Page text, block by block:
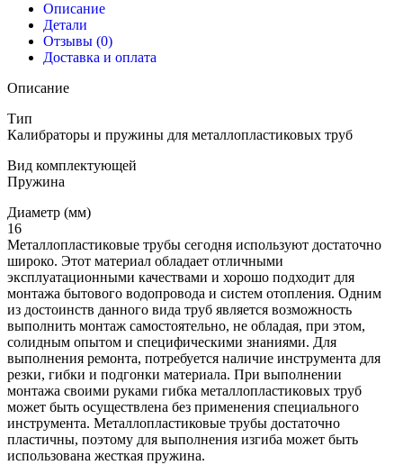
Описание
Детали
Отзывы (0)
Доставка и оплата
Описание
Тип
Калибраторы и пружины для металлопластиковых труб
Вид комплектующей
Пружина
Диаметр (мм)
16
Металлопластиковые трубы сегодня используют достаточно
широко. Этот материал обладает отличными
эксплуатационными качествами и хорошо подходит для
монтажа бытового водопровода и систем отопления. Одним
из достоинств данного вида труб является возможность
выполнить монтаж самостоятельно, не обладая, при этом,
солидным опытом и специфическими знаниями. Для
выполнения ремонта, потребуется наличие инструмента для
резки, гибки и подгонки материала. При выполнении
монтажа своими руками гибка металлопластиковых труб
может быть осуществлена без применения специального
инструмента. Металлопластиковые трубы достаточно
пластичны, поэтому для выполнения изгиба может быть
использована жесткая пружина.